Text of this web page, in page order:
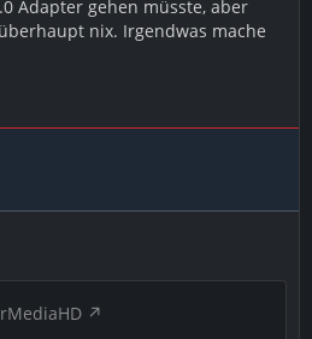
Adapter gehen müsste, aber
nix. Irgendwas mache